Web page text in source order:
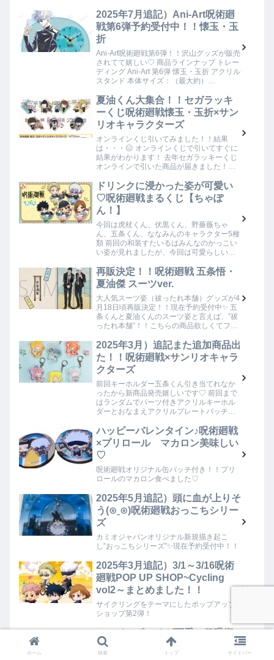
ので手に入れれないなと思っていたのです
が、…
2025年7月追記）Ani-Art呪術廻
戦第6弾予約受付中！！懐玉・玉
折
Ani-Art呪術廻戦第6弾！！沢山グッズが販売
されてて嬉しい♡ 商品ラインナップ トレー
ディング Ani-Art 第6弾 懐玉・玉折 アクリル
スタンド 本体サイズ：（最大約）
♪デスク回りに飾るな…
夏油くん大集合！！セガラッキ
ーくじ呪術廻戦懐玉・玉折×サン
リオキャラクターズ
オンラインくじ引いてみました！！結果
は・・・😑 オンラインくじで引いてすぐに
結果がわかります！ 去年セガラッキーくじ
オンラインで引いた商品が届きました！！
ズにくじを引くことが出来ました♡引いて
すぐに結果…
ドリンクに浸かった姿が可愛い
♡呪術廻戦まるくじ【ちゃぽ
ん！】
今回は虎杖くん、伏黒くん、野薔薇ちゃ
ん、五条くん、ななみんのキャラクター5種
類 前回の和装すたいるはみんなのかっこい
い姿が見れましたが、今回は可愛らしいイ
ん、伏黒くん、野薔薇ちゃん、五条くん、
ななみんの…
再販決定！！呪術廻戦 五条悟・
夏油傑 スーツver.
大人気スーツ姿（祓ったれ本舗）グッズが4
月18日頃再販決定！！現在予約受付中✨ 五
条くんと夏油くんのスーツ姿と言えば、”祓
ったれ本舗”！！こちらの商品欲しくてフリ
た！！今回は再販されるということで他商
品…
2025年3月）追記また追加商品出
た！！呪術廻戦×サンリオキャラ
クターズ
前回キーホルダー五条くん引き当てれなか
ったから新商品発売嬉しいです♡ 前回まで
はランダムでパーツ付きアクリルキーホル
ダーとおなまえアクリルプレートバッチが
た”おなまえ入りキーホルダー”しかもランダ
ムじゃな…
ハッピーバレンタイン♪呪術廻戦
×プリロール マカロン美味しい
♡
呪術廻戦オリジナル缶バッチ付き！！プリ
ロールのマカロン食べました♡
2025年5月追記）頭に血が上りそ
う(⊙ˍ⊙)呪術廻戦おっこちシリー
ズ
カミオジャパンオリジナル新規描き起こ
し”おっこちシリーズ”✨現在予約受付中！！
2025年3月追記）3/1～3/16呪術
廻戦POP UP SHOP~Cycling
vol2～まとめました！！
サイクリングをテーマにしたポップアップ
ショップ第2弾！
フェイスポーチが可愛い♡呪術
廻戦グッズ購入品
ホーム 検索 トップ サイドバー